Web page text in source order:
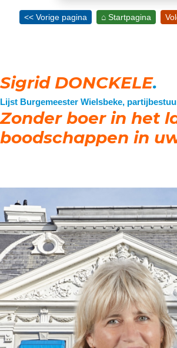
<< Vorige pagina ⌂ Startpagina
Sigrid DONCKELE.
Lijst Burgemeester Wielsbeke,
Zonder boer in het
boodschappen in